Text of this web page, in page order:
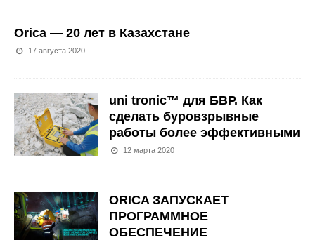
Orica — 20 лет в Казахстане
17 августа 2020
uni tronic™ для БВР. Как
сделать буровзрывные
работы более эффективными
12 марта 2020
ORICA ЗАПУСКАЕТ
ПРОГРАММНОЕ
ОБЕСПЕЧЕНИЕ